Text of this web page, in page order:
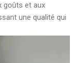
goûts et aux
une qualité qui